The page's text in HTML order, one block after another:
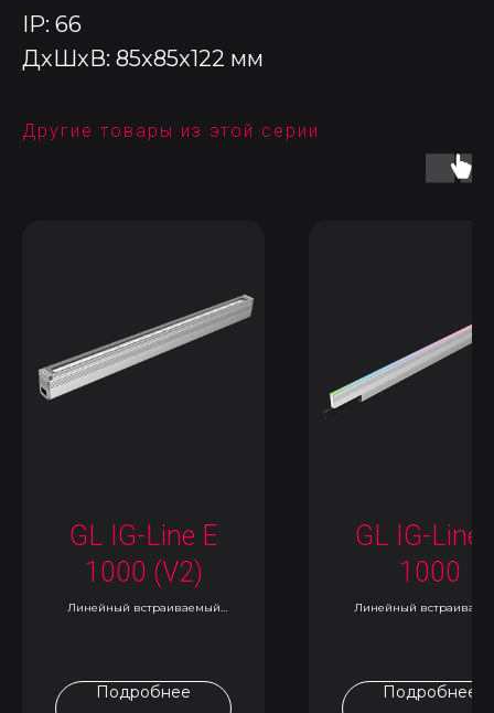
IP: 66
ДxШxВ: 85x85x122 мм
Другие товары из этой серии
GL IG-Line E
1000 (V2)
Линейный встраиваемый
Подробнее
GL IG-Line
1000
Линейный
Подробнее